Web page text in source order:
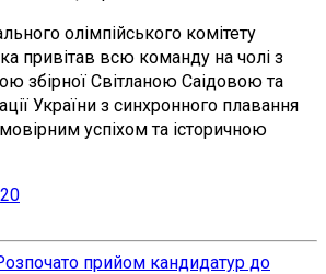
олімпійського комітету
привітав всю команду на чолі з
збірної Світланою Саідовою та
України з синхронного плавання
успіхом та історичною
прийом кандидатур до